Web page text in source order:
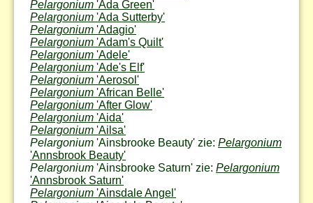
Pelargonium 'Ada Green'
Pelargonium 'Ada Sutterby'
Pelargonium 'Adagio'
Pelargonium 'Adam's Quilt'
Pelargonium 'Adele'
Pelargonium 'Ade's Elf'
Pelargonium 'Aerosol'
Pelargonium 'African Belle'
Pelargonium 'After Glow'
Pelargonium 'Aida'
Pelargonium 'Ailsa'
Pelargonium 'Ainsbrooke Beauty' zie: Pelargonium
'Annsbrook Beauty'
Pelargonium 'Ainsbrooke Saturn' zie: Pelargonium
'Annsbrook Saturn'
Pelargonium 'Ainsdale Angel'